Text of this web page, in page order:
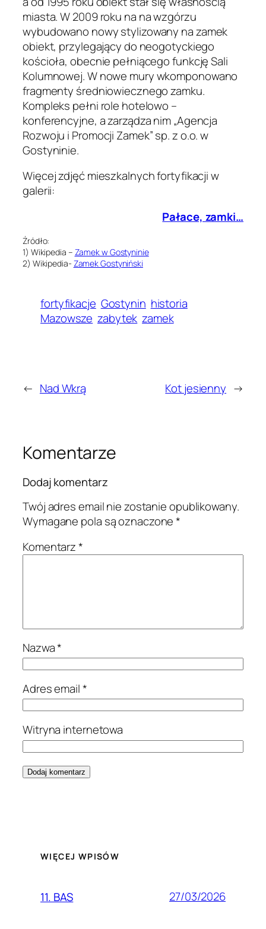
miasta. W 2009 roku na na wzgórzu
wybudowano nowy stylizowany na zamek
obiekt, przylegający do neogotyckiego
kościoła, obecnie pełniącego funkcję Sali
Kolumnowej. W nowe mury wkomponowano
fragmenty średniowiecznego zamku.
Kompleks pełni role hotelowo –
konferencyjne, a zarządza nim „Agencja
Rozwoju i Promocji Zamek” sp. z o.o. w
Gostyninie.
Więcej zdjęć mieszkalnych fortyfikacji w
galerii:
Pałace, zamki…
Źródło:
1) Wikipedia – Zamek w Gostyninie
2) Wikipedia- Zamek Gostyniński
fortyfikacje Gostynin historia
Mazowsze zabytek zamek
← Nad Wkrą Kot jesienny →
Komentarze
Dodaj komentarz
Twój adres email nie zostanie opublikowany.
Wymagane pola są oznaczone*
Komentarz*
Nazwa*
Adres email*
Witryna internetowa
WIĘCEJ WPISÓW
11. BAS 27/03/2026